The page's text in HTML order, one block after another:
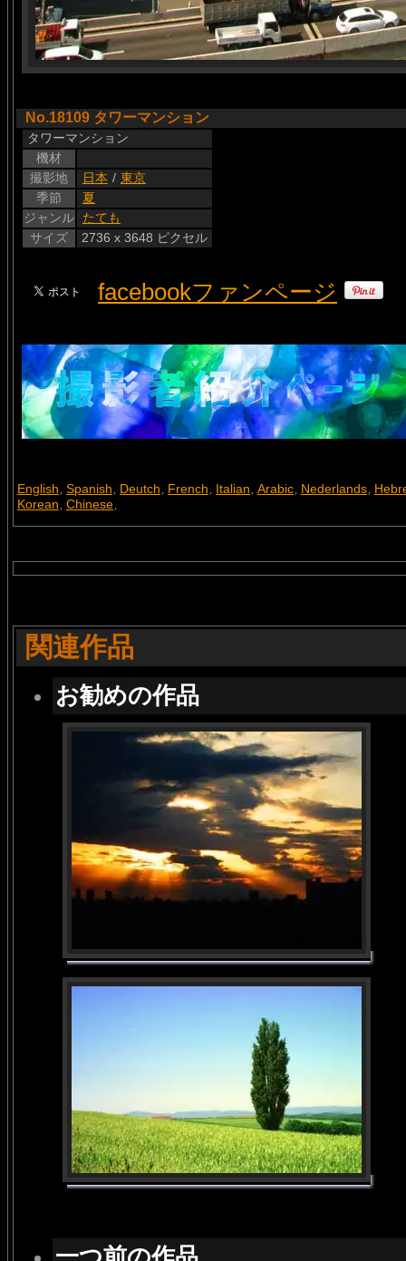
No.18109 タワーマンション
タワーマンション
機材
撮影地
日本 / 東京
季節
夏
ジャンル
たても
サイズ
2736 x 3648 ピクセル
facebookファンページ
English, Spanish, Deutch, French, Italian, Arabic, Nederlands,
Korean, Chinese,
関連作品
お勧めの作品